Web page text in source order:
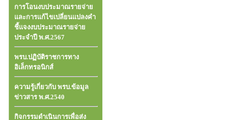
การโอนงบประมาณรายจ่าย
และการแก้ไขเปลี่ยนแปลงคำ
ชี้แจงงบประมาณรายจ่าย
ประจำปี พ.ศ.2567
พรบ.ปฏิบัติราชการทาง
อิเล็กทรอนิกส์
ความรู้เกี่ยวกับ พรบ.ข้อมูล
ข่าวสาร พ.ศ.2540
กิจกรรมดำเนินการเพื่อส่ง